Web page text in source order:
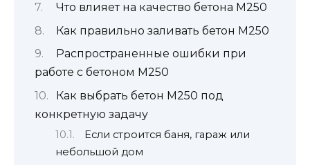
Что влияет на качество бетона М250
Как правильно заливать бетон М250
Распространенные ошибки при
работе с бетоном М250
Как выбрать бетон М250 под
конкретную задачу
Если строится баня, гараж или
небольшой дом